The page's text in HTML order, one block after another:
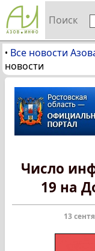
Поиск
• Все новости
новости
Число
19 на
13